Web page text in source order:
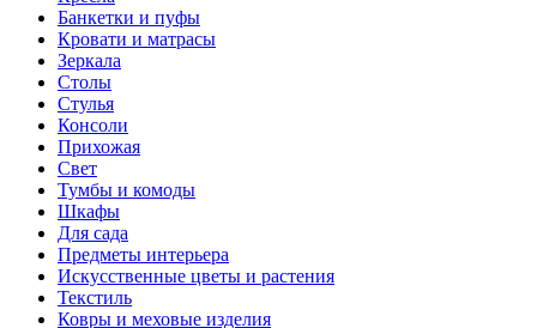
Банкетки и пуфы
Кровати и матрасы
Зеркала
Столы
Стулья
Консоли
Прихожая
Свет
Тумбы и комоды
Шкафы
Для сада
Предметы интерьера
Искусственные цветы и растения
Текстиль
Ковры и меховые изделия